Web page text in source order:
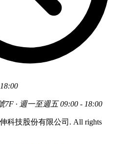
· 週一至週五 09:00 - 18:00
科技股份有限公司. All rights